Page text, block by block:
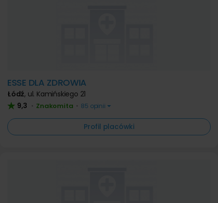
ESSE DLA ZDROWIA
Łódź, ul. Kamińskiego 21
9,3 • Znakomita • 85 opinii
Profil placówki